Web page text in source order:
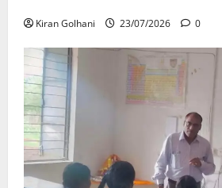
Kiran Golhani 23/07/2026 0